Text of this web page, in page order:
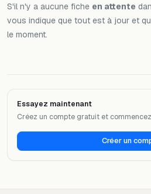
S'il n'y a aucune fiche en attente
vous indique que tout est à jour et
le moment.
Essayez maintenant
Créez un compte gratuit et
Créer un